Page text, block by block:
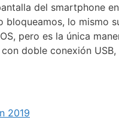
del smartphone
lo mismo
pero es la única
doble conexión
2019